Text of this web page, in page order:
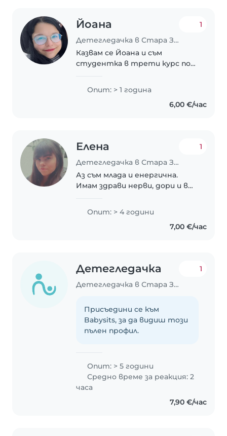
Йоана
Детегледачка в Стара Загора
1
Казвам се Йоана и съм
студентка в трети курс по
стажа си в детски кътове,
изискван от училище „Проф. д-
Опит: > 1 година
6,00 €/час
Елена
Детегледачка в Стара Загора
1
Аз съм млада и енергична.
Имам здрави нерви, дори и в
всякаква възраст, както и с
Опит: > 4 години
7,00 €/час
Детегледачка
Детегледачка в Стара Загора
1
Присъедини се към
Babysits, за да видиш този
пълен профил.
Опит: > 5 години
Средно време за реакция: 2
часа
7,90 €/час